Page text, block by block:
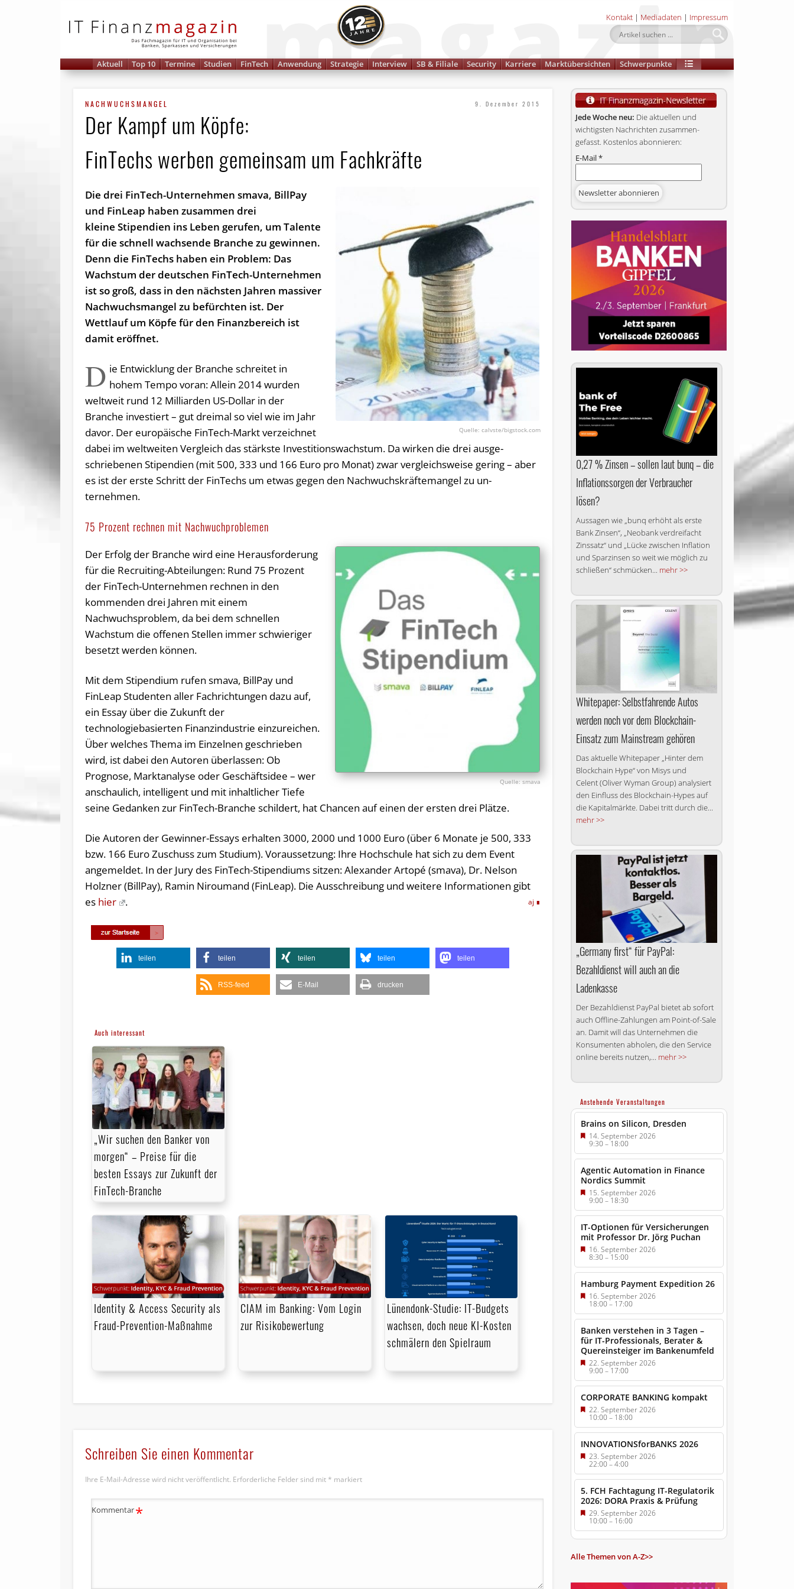
Kontakt | Mediadaten | Impressum
Aktuell Top 10 Termine Studien FinTech Anwendung Strategie Interview SB & Filiale Security Karriere Marktübersichten Schwerpunkte
NACHWUCHSMANGEL 9. Dezember 2015
Der Kampf um Köpfe:
FinTechs werben gemeinsam um Fachkräfte
calvste/bigstock.com
Die drei FinTech-Unternehmen smava, BillPay
und FinLeap haben zusammen drei
kleine Stipendien ins Leben gerufen, um Talente
für die schnell wachsende Branche zu gewinnen.
Denn die FinTechs haben ein Problem: Das
Wachstum der deutschen FinTech-Unternehmen
ist so groß, dass in den nächsten Jahren massiver
Nach­wuchs­mang­el zu befürchten ist. Der
Wettlauf um Köpfe für den Finanzbereich ist
damit eröffnet.
D ie Entwicklung der Branche schreitet in
hohem Tempo voran: Allein 2014 wurden
weltweit rund 12 Milliarden US-Dollar in der
Branche investiert – gut dreimal so viel wie im Jahr
davor. Der eu­ropäi­sche FinTech-Markt verzeichnet
dabei im welt­wei­ten Ver­gleich das stärkste Inves­titi­ons­wachs­tum. Da wirken die drei aus­ge­
schriebe­nen Stipendi­en (mit 500, 333 und 166 Eu­ro pro Mo­nat) zwar ver­gleichsweise gering – aber
es ist der erste Schritt der FinTechs um etwas gegen den Nach­wuchskräfte­mangel zu un­
ternehmen.
75 Prozent rechnen mit Nachwuchproblemen
smava
Der Erfolg der Branche wird eine Herausforderung
für die Recruiting-Abteilungen: Rund 75 Prozent
der FinTech-Unternehmen rechnen in den
kommenden drei Jahren mit einem
Nachwuchsproblem, da bei dem schnellen
Wachstum die offenen Stellen immer schwieriger
besetzt werden können.
Mit dem Stipendium rufen smava, BillPay und
FinLeap Studenten aller Fachrichtungen dazu auf,
ein Essay über die Zukunft der
technologiebasierten Finanzindustrie einzureichen.
Über welches Thema im Einzelnen geschrieben
wird, ist dabei den Autoren überlassen: Ob
Prognose, Marktanalyse oder Geschäftsidee – wer
anschaulich, intelligent und mit inhaltlicher Tiefe
seine Gedanken zur FinTech-Branche schildert, hat Chancen auf einen der ersten drei Plätze.
Die Autoren der Gewinner-Essays erhalten 3000, 2000 und 1000 Euro (über 6 Monate je 500, 333
bzw. 166 Euro Zuschuss zum Studium). Voraussetzung: Ihre Hochschule hat sich zu dem Event
angemeldet. In der Jury des FinTech-Stipendiums sitzen: Alexander Artopé (smava), Dr. Nelson
Holzner (BillPay), Ramin Niroumand (FinLeap). Die Ausschreibung und weitere Informationen gibt
es hier . aj
teilen teilen teilen teilen teilen
RSS-feed E-Mail drucken
Auch interessant
„Wir suchen den Banker von
morgen“ – Preise für die
besten Essays zur Zukunft der
FinTech-Branche
Identity & Access Security als
Fraud-Prevention-Maßnahme
CIAM im Banking: Vom Login
zur Risikobewertung
Lünendonk-Studie: IT-Budgets
wachsen, doch neue KI-Kosten
schmälern den Spielraum
Schreiben Sie einen Kommentar
Ihre E-Mail-Adresse wird nicht veröffentlicht. Erforderliche Felder sind mit * markiert
Kommentar*
Jede Woche neu: Die aktuellen und
wichtigsten Nachrichten zusammen­
gefasst. Kostenlos abonnieren:
E-Mail*
0,27 % Zinsen – sollen laut bunq – die
Inflationssorgen der Verbraucher
lösen?
Aussagen wie „bunq erhöht als erste
Bank Zinsen“, „Neobank verdreifacht
Zinssatz“ und „Lücke zwischen Inflation
und Sparzinsen so weit wie möglich zu
schließen“ schmücken... mehr >>
Whitepaper: Selbstfahrende Autos
werden noch vor dem Blockchain-
Einsatz zum Mainstream gehören
Das aktuelle Whitepaper „Hinter dem
Blockchain Hype“ von Misys und
Celent (Oliver Wyman Group) analysiert
den Einfluss des Blockchain-Hypes auf
die Kapitalmärkte. Dabei tritt durch die...
mehr >>
„Germany first“ für PayPal:
Bezahldienst will auch an die
Ladenkasse
Der Bezahldienst PayPal bietet ab sofort
auch Offline-Zahlungen am Point-of-Sale
an. Damit will das Unternehmen die
Konsumenten abholen, die den Service
online bereits nutzen,... mehr >>
Anstehende Veranstaltungen
Brains on Silicon, Dresden
14. September 2026
9:30–18:00
Agentic Automation in Finance
Nordics Summit
15. September 2026
9:00–18:30
IT-Optionen für Versicherungen
mit Professor Dr. Jörg Puchan
16. September 2026
8:30–15:00
Hamburg Payment Expedition 26
16. September 2026
18:00– 17:00
Banken verstehen in 3 Tagen –
für IT-Professionals, Berater &
Quereinsteiger im Bankenumfeld
22. September 2026
9:00–17:00
CORPORATE BANKING kompakt
22. September 2026
10:00– 18:00
INNOVATIONSforBANKS 2026
23. September 2026
22:00–4:00
5. FCH Fachtagung IT-Regulatorik
2026: DORA Praxis & Prüfung
29. September 2026
10:00– 16:00
Alle Themen von A-Z>>